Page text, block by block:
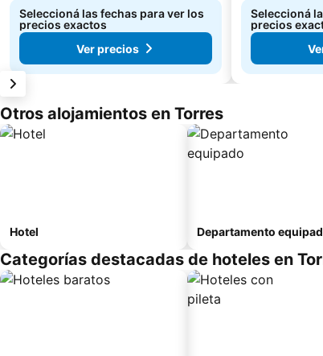
Seleccioná las fechas para ver los
precios exactos
Ver precios
Seleccioná
precios
Otros alojamientos en Torres
Hotel Departamento
Categorías destacadas de hoteles en